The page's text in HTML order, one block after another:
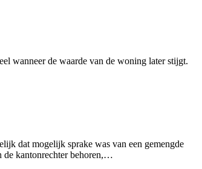
wanneer de waarde van de woning later stijgt.
dat mogelijk sprake was van een gemengde
de kantonrechter behoren,…